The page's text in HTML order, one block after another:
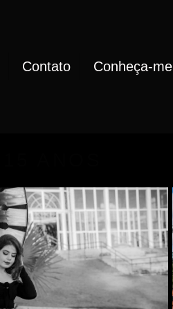
Contato Conheça-me